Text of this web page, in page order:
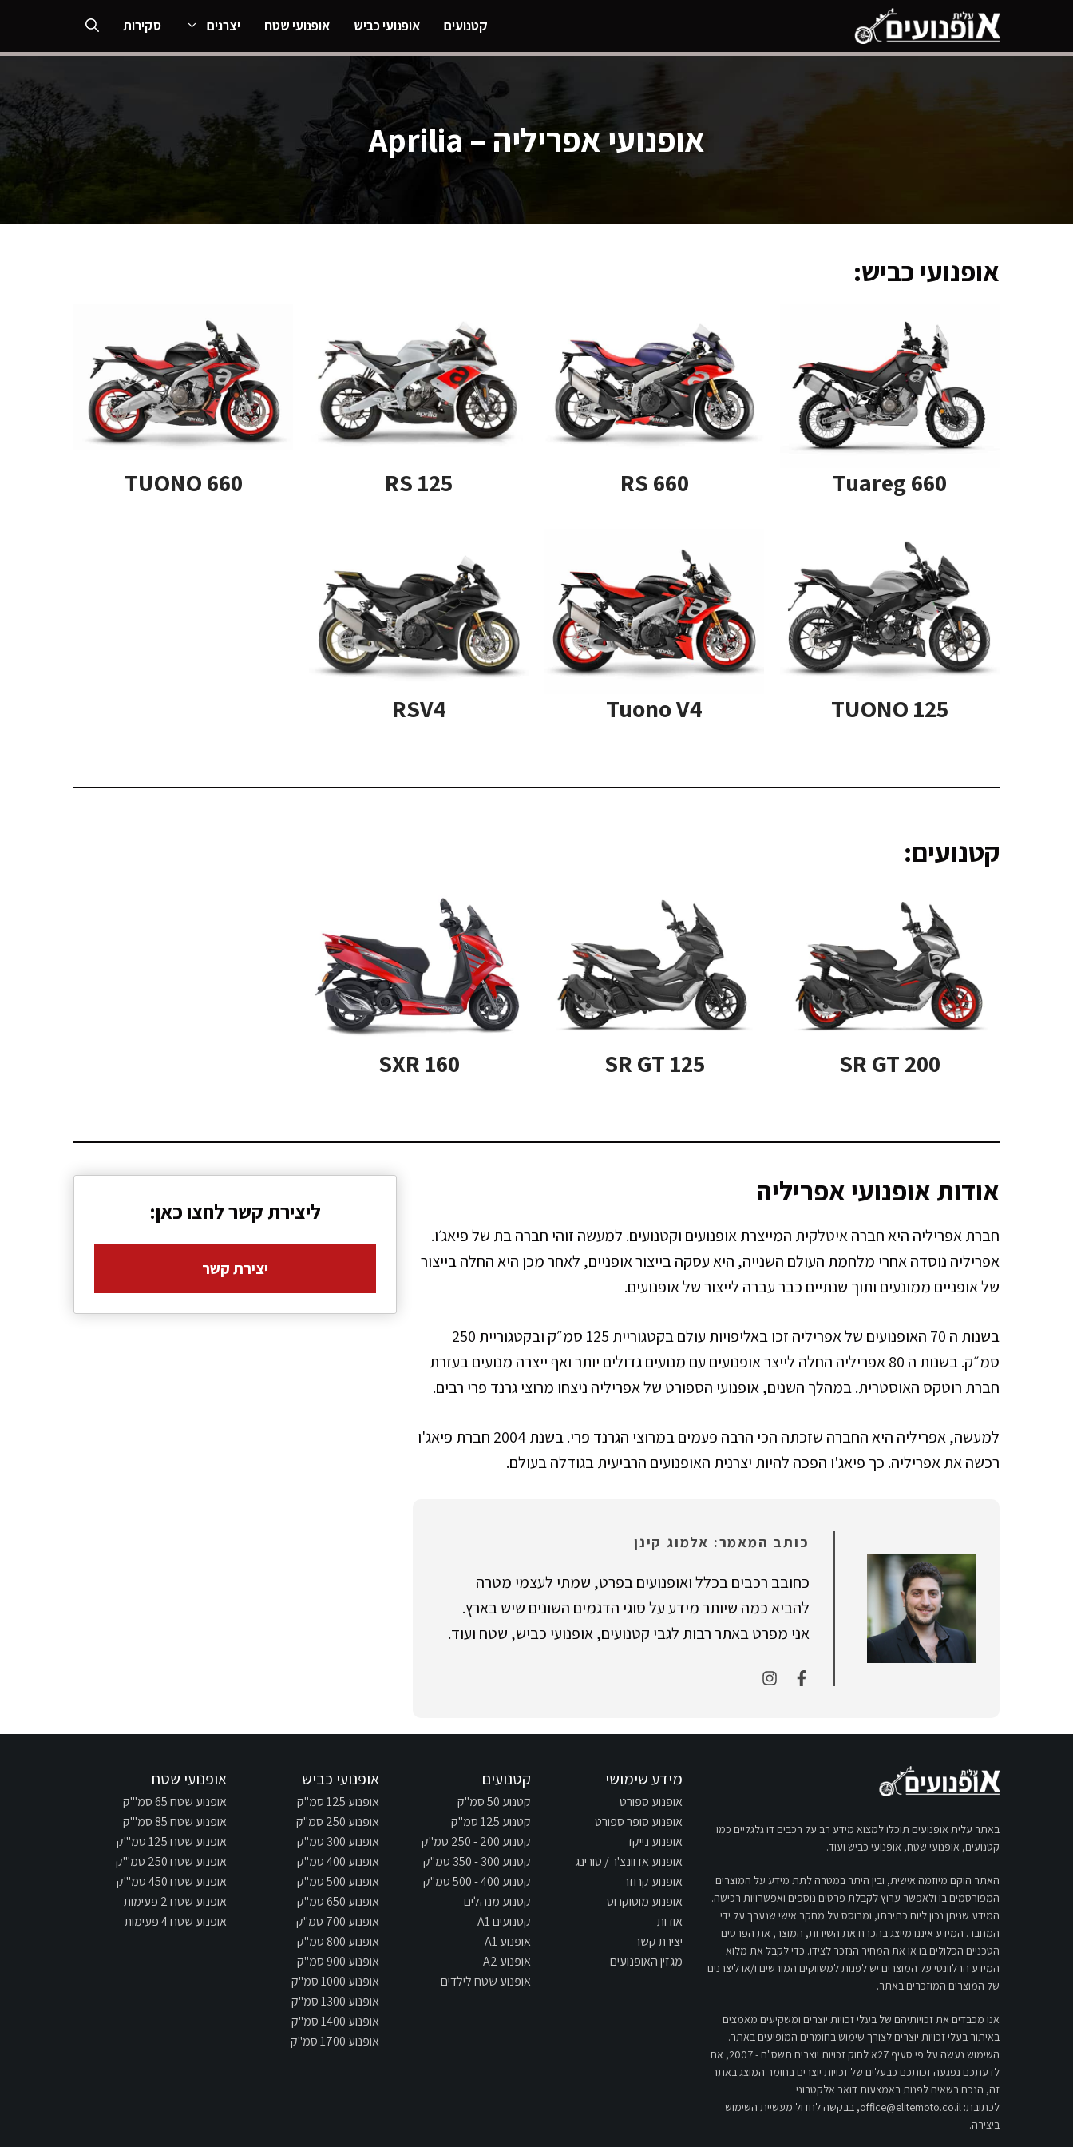
קטנועים אופנועי כביש אופנועי שטח יצרנים סקירות
אופנועי אפריליה – Aprilia
אופנועי כביש:
Tuareg 660
RS 660
RS 125
TUONO 660
TUONO 125
Tuono V4
RSV4
קטנועים:
SR GT 200
SR GT 125
SXR 160
אודות אופנועי אפריליה
חברת אפריליה היא חברה איטלקית המייצרת אופנועים וקטנועים. למעשה זוהי חברה בת של פיאג׳ו.
אפריליה נוסדה אחרי מלחמת העולם השנייה, היא עסקה בייצור אופניים, לאחר מכן היא החלה בייצור
של אופניים ממונעים ותוך שנתיים כבר עברה לייצור של אופנועים.
בשנות ה 70 האופנועים של אפריליה זכו באליפויות עולם בקטגוריית 125 סמ״ק ובקטגוריית 250
סמ״ק. בשנות ה 80 אפריליה החלה לייצר אופנועים עם מנועים גדולים יותר ואף ייצרה מנועים בעזרת
חברת רוטקס האוסטרית. במהלך השנים, אופנועי הספורט של אפריליה ניצחו מרוצי גרנד פרי רבים.
למעשה, אפריליה היא החברה שזכתה הכי הרבה פעמים במרוצי הגרנד פרי. בשנת 2004 חברת פיאג'ו
רכשה את אפריליה. כך פיאג'ו הפכה להיות יצרנית האופנועים הרביעית בגודלה בעולם.
כותב המאמר: אלמוג קינן
כחובב רכבים בכלל ואופנועים בפרט, שמתי לעצמי מטרה
להביא כמה שיותר מידע על סוגי הדגמים השונים שיש בארץ.
אני מפרט באתר רבות לגבי קטנועים, אופנועי כביש, שטח ועוד.
ליצירת קשר לחצו כאן:
יצירת קשר
באתר עלית אופנועים תוכלו למצוא מידע רב על רכבים דו גלגליים כמו:
קטנועים, אופנועי שטח, אופנועי כביש ועוד.
האתר הוקם מיוזמה אישית, ובין היתר במטרה לתת מידע על המוצרים
המפורסמים בו ולאפשר ערוץ לקבלת פרטים נוספים ואפשרויות רכישה.
המידע שניתן נכון ליום כתיבתו, ומבוסס על מחקר אישי שנערך על ידי
המחבר. המידע איננו מייצג בהכרח את השירות, המוצר, את הפרטים
הטכניים הכלולים בו או את המחיר הנזכר לצידו. כדי לקבל את מלוא
המידע הרלוונטי על המוצרים יש לפנות למשווקים המורשים ו/או ליצרנים
של המוצרים המוזכרים באתר.
אנו מכבדים את זכויותיהם של בעלי זכויות יוצרים ומשקיעים מאמצים
באיתור בעלי זכויות יוצרים לצורך שימוש בחומרים המופיעים באתר.
השימוש נעשה על פי סעיף 27א לחוק זכויות יוצרים תשס"ח - 2007, אם
לדעתכם נפגעה זכותכם כבעלים של זכויות יוצרים בחומר המוצג באתר
זה, הנכם רשאים לפנות באמצעות דואר אלקטרוני
לכתובת: office@elitemoto.co.il, בבקשה לחדול מעשיית השימוש
ביצירה.
מידע שימושי
אופנוע ספורט
אופנוע סופר ספורט
אופנוע נייקד
אופנוע אדוונצ'ר / טורינג
אופנוע קרוזר
אופנוע מוטוקרוס
אודות
יצירת קשר
מגזין האופנועים
קטנועים
קטנוע 50 סמ"ק
קטנוע 125 סמ"ק
קטנוע 200 - 250 סמ"ק
קטנוע 300 - 350 סמ"ק
קטנוע 400 - 500 סמ"ק
קטנוע מנהלים
קטנועים A1
אופנוע A1
אופנוע A2
אופנוע שטח לילדים
אופנועי כביש
אופנוע 125 סמ"ק
אופנוע 250 סמ"ק
אופנוע 300 סמ"ק
אופנוע 400 סמ"ק
אופנוע 500 סמ"ק
אופנוע 650 סמ"ק
אופנוע 700 סמ"ק
אופנוע 800 סמ"ק
אופנוע 900 סמ"ק
אופנוע 1000 סמ"ק
אופנוע 1300 סמ"ק
אופנוע 1400 סמ"ק
אופנוע 1700 סמ"ק
אופנועי שטח
אופנוע שטח 65 סמ"'ק
אופנוע שטח 85 סמ"'ק
אופנוע שטח 125 סמ"'ק
אופנוע שטח 250 סמ"'ק
אופנוע שטח 450 סמ"'ק
אופנוע שטח 2 פעימות
אופנוע שטח 4 פעימות